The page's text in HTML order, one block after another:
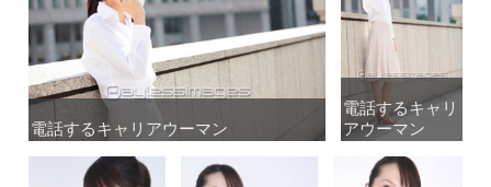
電話するキャリアウーマン
電話するキャリアウーマン
電話するキャリ
アウーマン
電話するキャリ
アウーマン